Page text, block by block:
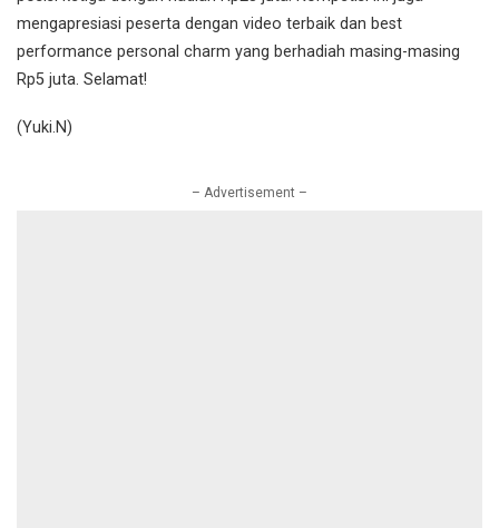
mengapresiasi peserta dengan video terbaik dan best
performance personal charm yang berhadiah masing-masing
Rp5 juta. Selamat!
(Yuki.N)
– Advertisement –